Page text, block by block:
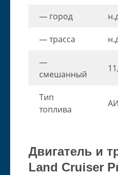
— город
— трасса
—
смешанный
Тип
топлива
Двигатель и
Land Cruiser